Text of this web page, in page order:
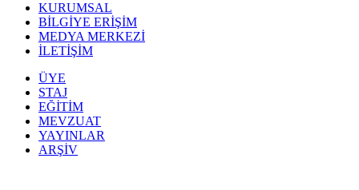
KURUMSAL
BİLGİYE ERİŞİM
MEDYA MERKEZİ
İLETİŞİM
ÜYE
STAJ
EĞİTİM
MEVZUAT
YAYINLAR
ARŞİV